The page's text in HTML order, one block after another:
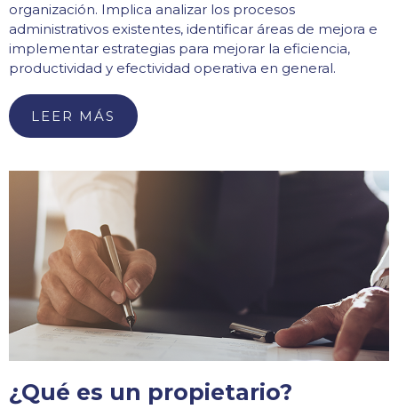
organización. Implica analizar los procesos
administrativos existentes, identificar áreas de mejora e
implementar estrategias para mejorar la eficiencia,
productividad y efectividad operativa en general.
LEER MÁS
¿Qué es un propietario?